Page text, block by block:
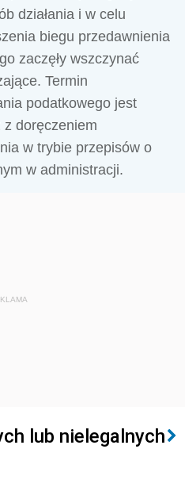
działania i w celu
biegu przedawnienia
zaczęły wszczynać
Termin
podatkowego jest
z doręczeniem
w trybie przepisów o
w administracji.
lub nielegalnych